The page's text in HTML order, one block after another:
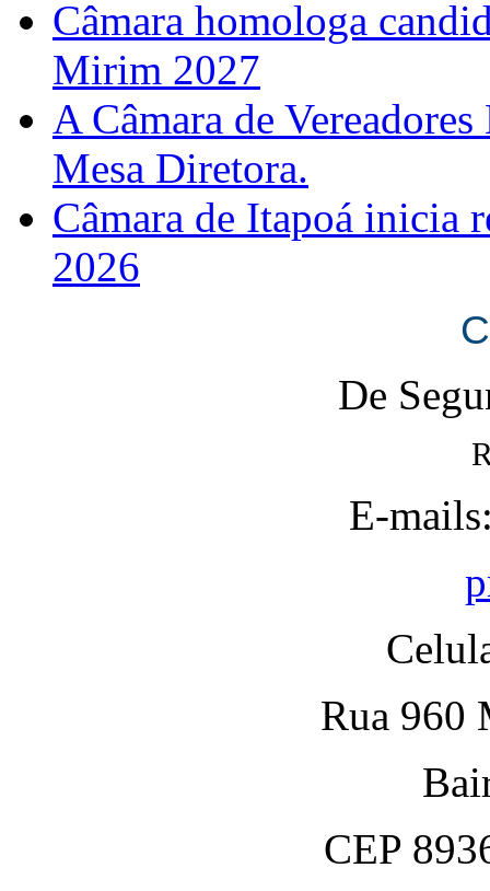
Câmara homologa
Mirim 2027
A Câmara de
Mesa Diretora.
Câmara de Itapoá inicia
2026
De
E-
Rua 960
CEP